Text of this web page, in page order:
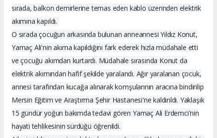
sırada, balkon demirlerine temas eden kablo üzerinden elektrik
akımına kapıldı.
O sırada çocuğun arkasında bulunan anneannesi Yıldız Konut,
Yamaç Ali'nin akıma kapıldığını fark ederek hızla müdahale etti
ve çocuğu akımdan kurtardı. Müdahale sırasında Konut da
elektrik akımından hafif şekilde yaralandı. Ağır yaralanan çocuk,
annesi tarafından kucağa alınarak komşularının aracına bindirilip
Mersin Eğitim ve Araştırma Şehir Hastanesi'ne kaldırıldı. Yaklaşık
15 gündür yoğun bakımda tedavi gören Yamaç Ali Erdemci'nin
hayati tehlikesinin sürdüğü öğrenildi.